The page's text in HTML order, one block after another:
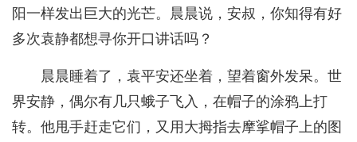
阳一样发出巨大的光芒。晨晨说，安叔，你知得有好
多次袁静都想寻你开口讲话吗？
晨晨睡着了，袁平安还坐着，望着窗外发呆。世
界安静，偶尔有几只蛾子飞入，在帽子的涂鸦上打
转。他甩手赶走它们，又用大拇指去摩挲帽子上的图